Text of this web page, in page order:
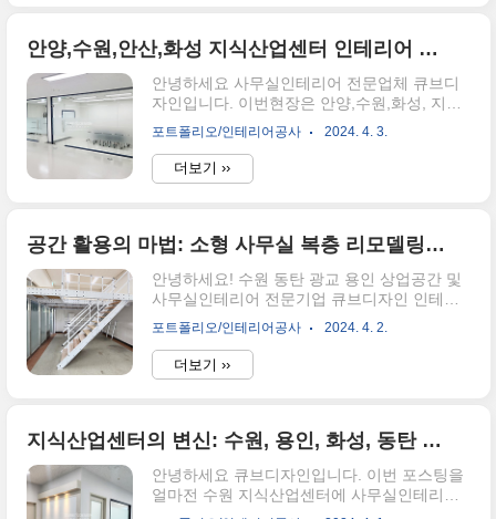
석고가벽을 세울 벽틀을새워 준비해줍니다. 간
한 외부간판대신 아트월을 활용하고 할로겐램
프를 이용하여 더욱 밝게 상호를 노출시켜줍니
다. 호실을 2개로 나누는 구조였고 좁은사무실
드렸습니다. 에어컨이전비용이 많이나와 벽을
내림시공하여 냉난방을 원활히 할 수 있도록
안양,수원,안산,화성 지식산업센터 인테리어 아트월,유리파티션을 활용한 사무실인테리어
안녕하세요 사무실인테리어 전문업체 큐브디
자인입니다. 이번현장은 안양,수원,화성, 지식
산업센터에위치한 사무실에 인테리어필름과
도배 목공 도배 등 다양한 공정이 들어간 현장
을 소개해드리겠습니다. 외부와 내부 아트월입
니다.같은 톤의 필름을 사용하여 일체감을주고
끔하게 마무리하였습니다. 포인트 필름은 회사
한 밝은분위기를 유지할수있도록 디자인하였
습니다. 유리안쪽에는 임원실과 회의실로구성
하고 회의실에는 컬러유리를 활용해 칠판으로
다 용인 안산 안양 수원 화성 동탄 등 지식산업
센터는 소방법이 까다로워 방염필름 및 소방공
포트폴리오/인테리어공사 2024. 4. 3.
더보기 ››
공간 활용의 마법: 소형 사무실 복층 리모델링 완전 가이드
안녕하세요! 수원 동탄 광교 용인 상업공간 및
사무실인테리어 전문기업 큐브디자인 인테리
어그룹 입니다. 인테리어 공사완료된 현장을
소개해 드리겠습니다. 이번현장은 10평대 복층
공사를 진행하였습니다. 조립식 복층선반을 활
용하여 간단히 마감한 뒤 가벽을세워 공간을
이런식으로 마감한뒤 추가로 맞춤장을 활용하
다. 에어컨이 들어갈수있도록 장 깊이를 신경
써서 빼주고 벽과 일체감있게 마감하여줍니다.
포트폴리오/인테리어공사 2024. 4. 2.
더보기 ››
지식산업센터의 변신: 수원, 용인, 화성, 동탄 사무실 리모델링 전문가들의 손길로
안녕하세요 큐브디자인입니다. 이번 포스팅을
얼마전 수원 지식산업센터에 사무실인테리어
요청을 받고 완료한 현장을 소개해드리겠습니